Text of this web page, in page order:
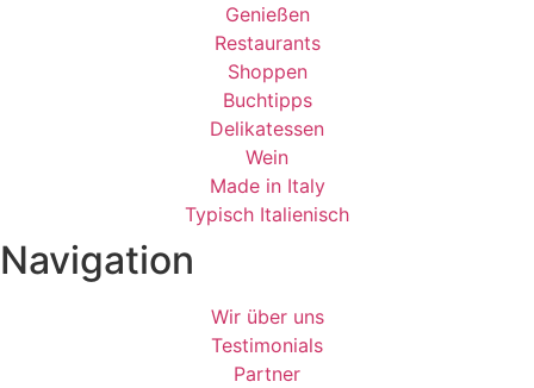
Genießen
Restaurants
Shoppen
Buchtipps
Delikatessen
Wein
Made in Italy
Typisch Italienisch
Navigation
Wir über uns
Testimonials
Partner